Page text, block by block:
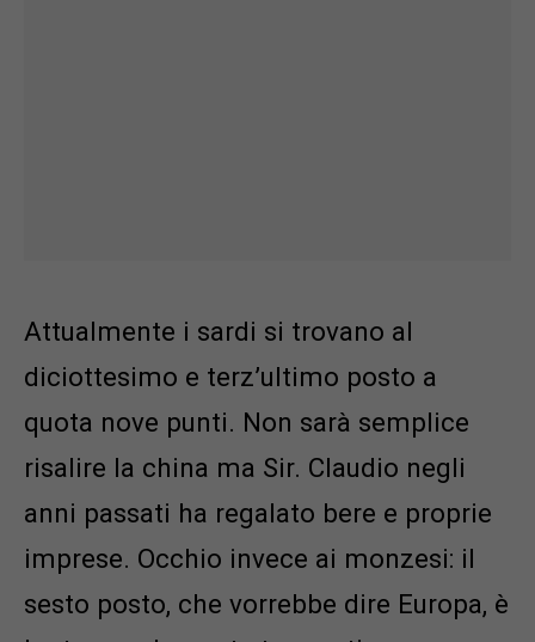
Attualmente i sardi si trovano al
diciottesimo e terz’ultimo posto a
quota nove punti. Non sarà semplice
risalire la china ma Sir. Claudio negli
anni passati ha regalato bere e proprie
imprese. Occhio invece ai monzesi: il
sesto posto, che vorrebbe dire Europa, è